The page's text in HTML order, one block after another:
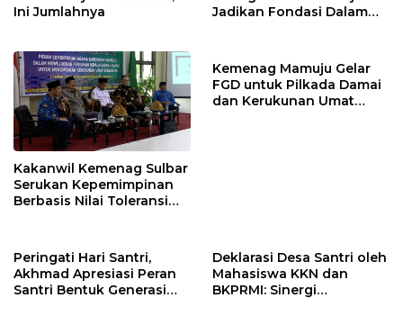
Ini Jumlahnya
Jadikan Fondasi Dalam
Kakanwil Kemenag Sulbar
Serukan Kepemimpinan
Berbasis Nilai Toleransi
Kemenag Mamuju Gelar
FGD untuk Pilkada Damai
dan Kerukunan Umat
Peringati Hari Santri,
Akhmad Apresiasi Peran
Santri Bentuk Generasi
Deklarasi Desa Santri oleh
Mahasiswa KKN dan
BKPRMI: Sinergi